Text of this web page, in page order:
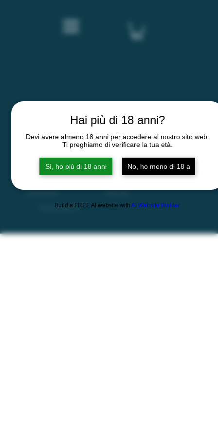
Hai più di 18 anni?
Devi avere almeno 18 anni per accedere al nostro sito web.
Ti preghiamo di verificare la tua età.
Sì, ho più di 18 anni No, ho meno di 18 a
Build a FREE AI website with AI Website Builder
Terms and conditions Privacy Policy
© 2026 by Sassaia, all rights reserved.